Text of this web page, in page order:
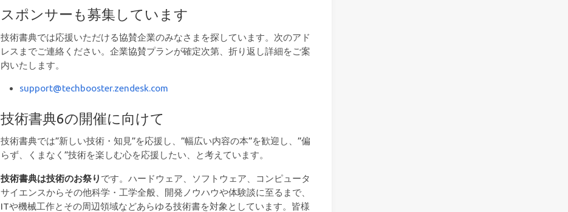
スポンサーも募集しています
技術書典では応援いただける協賛企業のみなさまを探しています。次のアド
レスまでご連絡ください。企業協賛プランが確定次第、折り返し詳細をご案
内いたします。
support@techbooster.zendesk.com
技術書典6の開催に向けて
技術書典では”新しい技術・知見”を応援し、”幅広い内容の本”を歓迎し、”偏
らず、くまなく”技術を楽しむ心を応援したい、と考えています。
技術書典は技術のお祭り です。ハードウェア、ソフトウェア、コンピュータ
サイエンスからその他科学・工学全般、開発ノウハウや体験談に至るまで、
ITや機械工作とその周辺領域などあらゆる技術書を対象としています。皆様